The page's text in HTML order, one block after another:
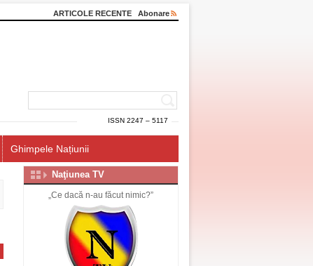
ARTICOLE RECENTE Abonare
ISSN 2247 – 5117
Ghimpele Națiunii
Naţiunea TV
„Ce dacă n-au făcut nimic?”